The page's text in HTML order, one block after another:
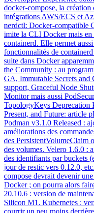
docker-compose, la
intégrations AWS/ECS et
nerdctl: Docker-
imite la CLI Docker mais en
containerd. Elle permet
fonctionnalités de
suite dans Docker
the Community : au
GA, Immutable Secrets
support, Graceful Node
Monitor mais aussi
TopologyKeys Deprecation
Present, and Future: article
Podman v3.1.0 Released :
améliorations des
des PersistentVolumeClaim
des volumes. Velero 1.6.0 :
des identifiants par buckets
jour de restic vers 0.12.0,
compose devrait devenir
Docker ; on pourra alors
20.10.6 : version de
Silicon M1. Kubernetes :
courrir un peu moins